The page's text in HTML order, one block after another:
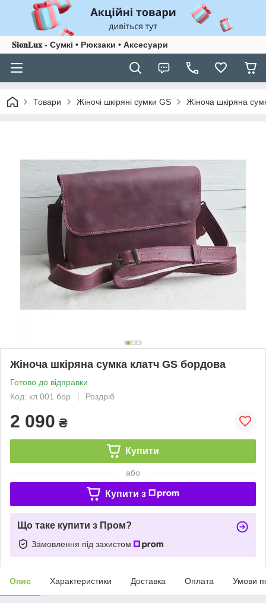
𝐒𝐢𝐨𝐧𝐋𝐮𝐱 - Сумкі • Рюкзаки • Аксесуари
Товари Жіночі шкіряні сумки GS Жіноча шкіряна
Жіноча шкіряна сумка клатч GS бордова
Готово до відправки
Код: кл 001 бор
Роздріб
2 090 ₴
Купити
або
Купити з
Що таке купити з Пром?
Замовлення під захистом
Опис Характеристики Доставка Оплата Умови